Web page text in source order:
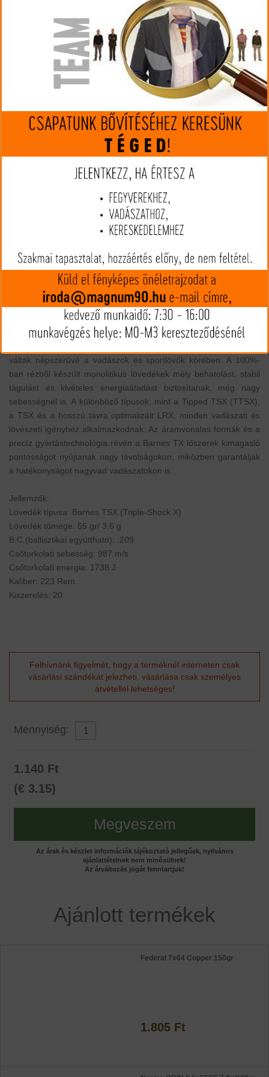
Barnes
Kaliber: 223 Rem.
MIP kártya jóváírás: 90Kártyát igényelek
A Barnes TX lőszerek kiemelkedő teljesítményükkel,
váltak népszerűvé a vadászok és sportlövők körében. A 100%-
ban rézből készült monolitikus lövedékek mély behatolást, stabil
tágulást és kivételes energiaátadást biztosítanak, még nagy
sebességnél is. A különböző típusok, mint a Tipped TSX (TTSX),
a TSX és a hosszú távra optimalizált LRX, minden vadászati és
lövészeti igényhez alkalmazkodnak. Az áramvonalas formák és a
precíz gyártástechnológia révén a Barnes TX lőszerek kimagasló
pontosságot nyújtanak nagy távolságokon, miközben garantálják
a hatékonyságot nagyvad vadászatokon is.
Jellemzők:
Lövedék típusa: Barnes TSX (Triple-Shock X)
Lövedék tömege: 55 gr/ 3,6 g
B.C.(ballisztikai együttható): .209
Csőtorkolati sebesség: 987 m/s
Csőtorkolati energia: 1738 J
Kaliber: 223 Rem.
Kiszerelés: 20
Felhívnánk figyelmét, hogy a terméknél interneten csak
vásárlási szándékát jelezheti, vásárlása csak személyes
átvétellel lehetséges!
Mennyiség:
1.140 Ft
(€ 3.15)
Megveszem
Az árak és készlet információk tájékoztató jellegűek, nyilvános
ajánlattételnek nem minősülnek!
Az árváltozás jogát fenntartjuk!
Ajánlott termékek
Federal 7x64 Copper 150gr
1.805 Ft